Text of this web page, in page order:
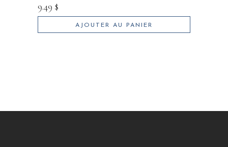
9.49 $
AJOUTER AU PANIER